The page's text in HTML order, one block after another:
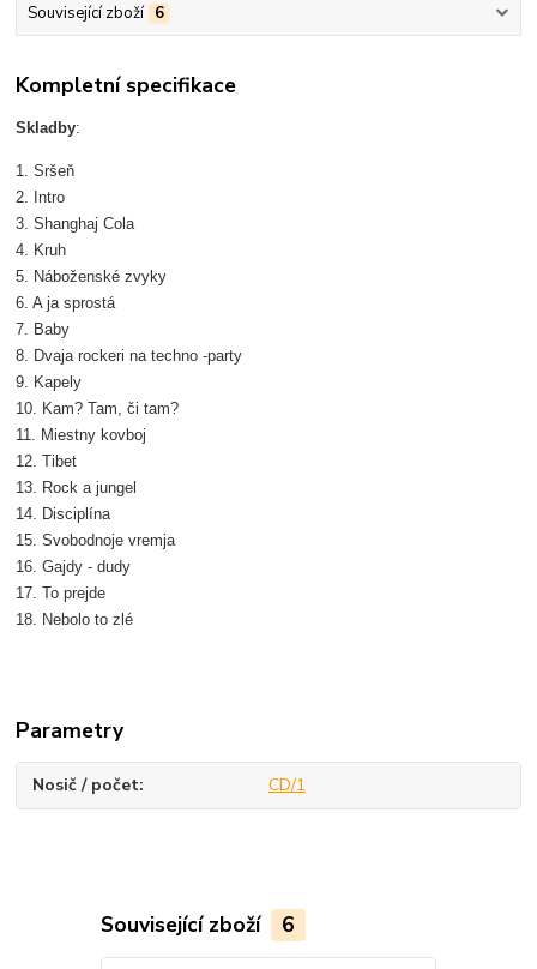
Související zboží 6
Kompletní specifikace
Skladby:
1. Sršeň
2. Intro
3. Shanghaj Cola
4. Kruh
5. Náboženské zvyky
6. A ja sprostá
7. Baby
8. Dvaja rockeri na techno -party
9. Kapely
10. Kam? Tam, či tam?
11. Miestny kovboj
12. Tibet
13. Rock a jungel
14. Disciplína
15. Svobodnoje vremja
16. Gajdy - dudy
17. To prejde
18. Nebolo to zlé
Parametry
Nosič / počet CD/1
Související zboží 6